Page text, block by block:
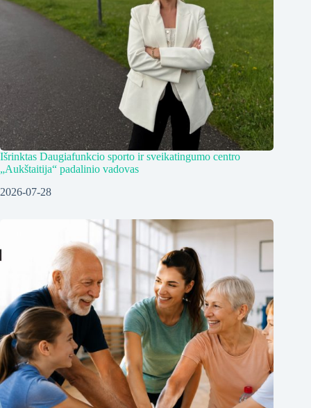
Išrinktas Daugiafunkcio sporto ir sveikatingumo centro
„Aukštaitija“ padalinio vadovas
2026-07-28